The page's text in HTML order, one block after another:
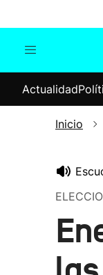
Internacional
Actualidad
Inicio